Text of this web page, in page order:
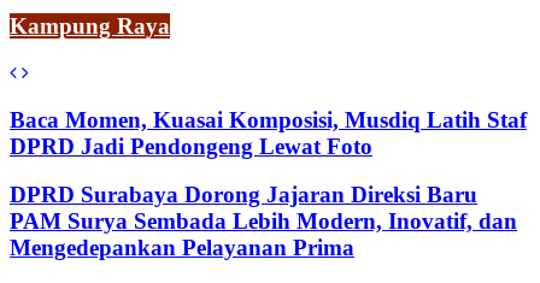
Kampung Raya
Baca Momen, Kuasai Komposisi, Musdiq Latih Staf
DPRD Jadi Pendongeng Lewat Foto
DPRD Surabaya Dorong Jajaran Direksi Baru
PAM Surya Sembada Lebih Modern, Inovatif, dan
Mengedepankan Pelayanan Prima